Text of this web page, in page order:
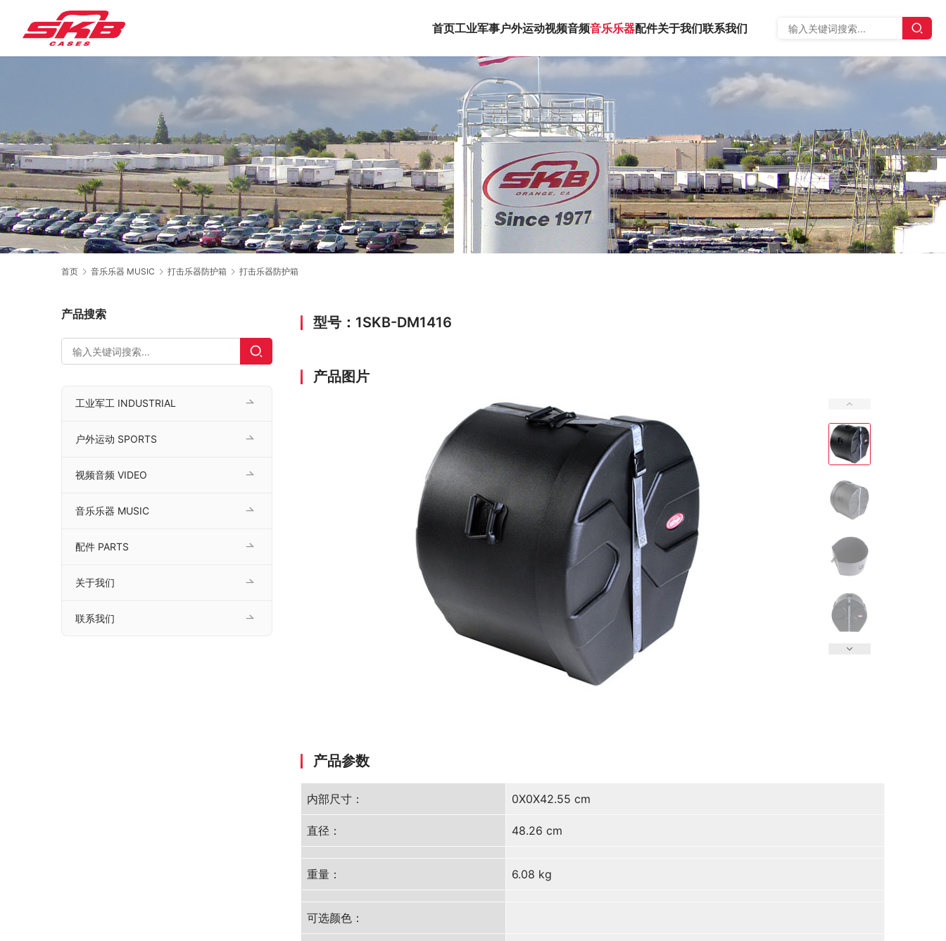
首页工业军事户外运动视频音频音乐乐器配件关于我们联系我们
首页 音乐乐器 MUSIC 打击乐器防护箱 打击乐器防护箱
型号：1SKB-DM1416
产品图片
产品参数
内部尺寸： 0X0X42.55 cm
直径： 48.26 cm
重量： 6.08 kg
可选颜色：
产品搜索
工业军工 INDUSTRIAL
户外运动 SPORTS
视频音频 VIDEO
音乐乐器 MUSIC
配件 PARTS
关于我们
联系我们